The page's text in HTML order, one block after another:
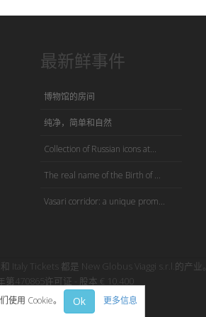
最新鲜事件
博物馆的房间
纯净，简单和自然
Collection of Russian icons at...
The real name of the Birth of ...
Vasari corridor: a unique prom...
Italy Tickets 都是 New Globus Viaggi s.r.l.的产业。
第470865许可证 - 股本 € 10.400
细则 -隐私政策
使用 Cookie。 Ok 更多信息